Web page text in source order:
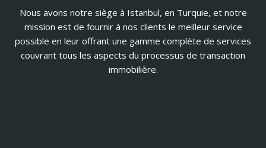
Nous avons notre siège à Istanbul, en Turquie, et notre
mission est de fournir à nos clients le meilleur service
possible en leur offrant une gamme complète de services
couvrant tous les aspects du processus de transaction
immobilière.